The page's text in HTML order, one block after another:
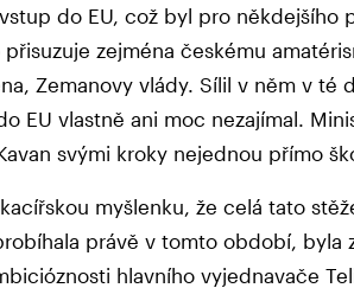
do EU, což byl pro někdejšího
zejména českému
Zemanovy vlády. Sílil v něm v té
EU vlastně ani moc nezajímal.
svými kroky nejednou přímo
myšlenku, že celá tato
právě v tomto období, byla
hlavního vyjednavače